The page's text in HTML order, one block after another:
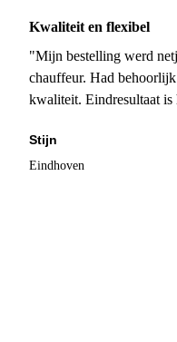
Kwaliteit en flexibel
"Mijn bestelling werd
chauffeur. Had
kwaliteit. Eindresultaat is
Stijn
Eindhoven